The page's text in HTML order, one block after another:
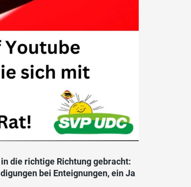
die richtige Richtung gebracht:
bei Enteignungen, ein Ja